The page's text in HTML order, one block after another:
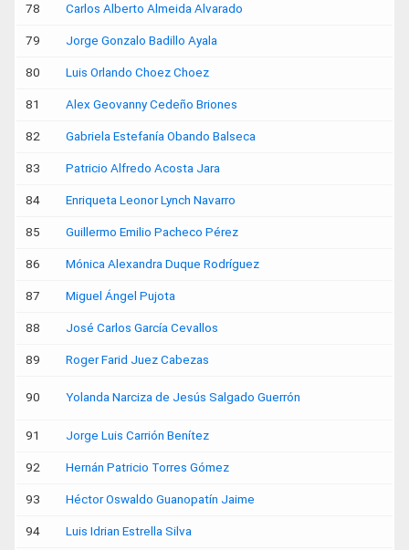
78 Carlos Alberto Almeida Alvarado
79 Jorge Gonzalo Badillo Ayala
80 Luis Orlando Choez Choez
81 Alex Geovanny Cedeño Briones
82 Gabriela Estefanía Obando Balseca
83 Patricio Alfredo Acosta Jara
84 Enriqueta Leonor Lynch Navarro
85 Guillermo Emilio Pacheco Pérez
86 Mónica Alexandra Duque Rodríguez
87 Miguel Ángel Pujota
88 José Carlos García Cevallos
89 Roger Farid Juez Cabezas
90 Yolanda Narciza de Jesús Salgado Guerrón
91 Jorge Luis Carrión Benítez
92 Hernán Patricio Torres Gómez
93 Héctor Oswaldo Guanopatín Jaime
94 Luis Idrian Estrella Silva